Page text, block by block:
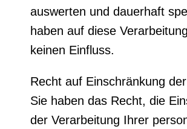
auswerten und dauerhaft
haben auf diese
keinen Einfluss.
Recht auf Einschränkung
Sie haben das Recht, die
der Verarbeitung Ihrer